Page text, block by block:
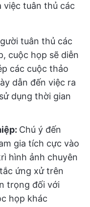
việc tuân thủ các
tuân thủ các
cuộc họp sẽ diễn
các cuộc thảo
dẫn đến việc ra
dụng thời gian
Chú ý đến
gia tích cực vào
hình ảnh chuyên
ứng xử trên
trọng đối với
họp khác